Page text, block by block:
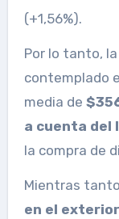
(+1,56%).
Por lo tanto, la
contemplado
media de
a cuenta del
la compra de
Mientras
en el exterior